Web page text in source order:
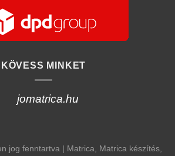
KÖVESS MINKET
jomatrica.hu
jog fenntartva | Matrica, Matrica készítés,